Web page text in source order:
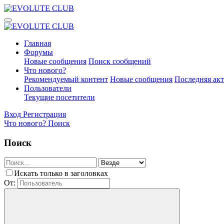
Главная
Форумы
Новые сообщения Поиск сообщений
Что нового?
Рекомендуемый контент Новые сообщения Последняя
Пользователи
Текущие посетители
Вход Регистрация
Что нового? Поиск
Поиск
Искать только в заголовках
От: